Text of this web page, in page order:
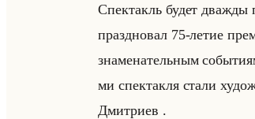
Спек­такль будет
празд­но­вал 75-летие
зна­ме­на­тельным
ми спек­так­ля стали
Дмит­ри­ев .